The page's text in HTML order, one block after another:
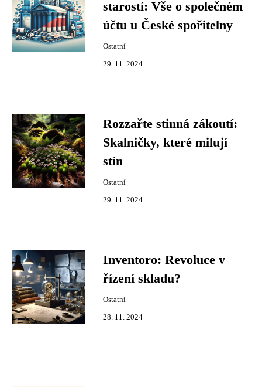
starostí: Vše o společném
účtu u České spořitelny
Ostatní
29. 11. 2024
Rozzařte stinná zákoutí:
Skalničky, které milují
stín
Ostatní
29. 11. 2024
Inventoro: Revoluce v
řízení skladu?
Ostatní
28. 11. 2024